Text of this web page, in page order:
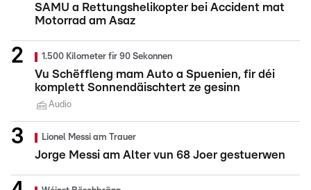
SAMU a Rettungshelikopter bei Accident mat
Motorrad am Asaz
1.500 Kilometer fir 90 Sekonnen
Vu Schëffleng mam Auto a Spuenien, fir déi
komplett Sonnendäischtert ze gesinn
Audio
Lionel Messi am Trauer
Jorge Messi am Alter vun 68 Joer gestuerwen